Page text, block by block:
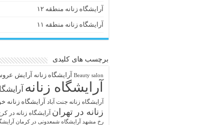
آرایشگاه زنانه منطقه ۱۲
آرایشگاه زنانه منطقه ۱۱
برچسب های کلیدی
Beauty salon آرايشگاه زنانه آرایش
آرایشگاه زنانه
آرایشگاه زنانه جنت آباد آرایشگاه زنانه
زنانه در تهران آرایشگاه زنانه در
رخ مشهد
آرایشگاه شمعدونی در کرمان